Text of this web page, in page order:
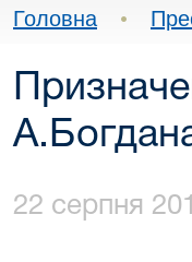
Головна •
22 серпня